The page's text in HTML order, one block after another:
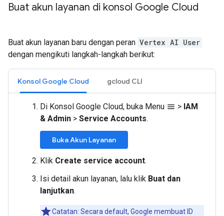
Buat akun layanan di konsol Google Cloud
Buat akun layanan baru dengan peran Vertex AI User
dengan mengikuti langkah-langkah berikut:
Konsol Google Cloud gcloud CLI
Di Konsol Google Cloud, buka Menu menu > IAM
& Admin > Service Accounts.
Buka Akun Layanan
Klik Create service account.
Isi detail akun layanan, lalu klik Buat dan
lanjutkan.
Catatan: Secara default, Google membuat ID